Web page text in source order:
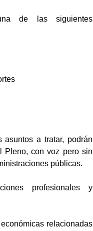
de las siguientes
a tratar, podrán
Pleno, con voz pero sin
públicas.
profesionales y
relacionadas